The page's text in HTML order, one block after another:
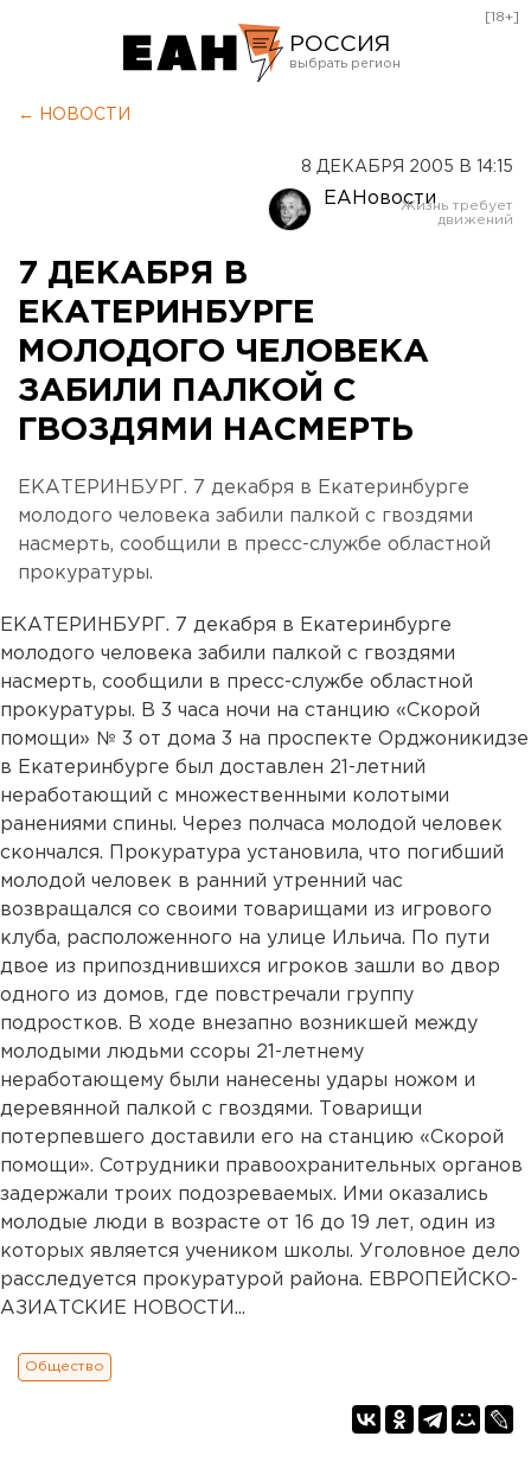
РОССИЯ
Оренбург
[18+]
← НОВОСТИ
8 ДЕКАБРЯ 2005 В 14:15
ЕАНовости
7 ДЕКАБРЯ В
ЕКАТЕРИНБУРГЕ
МОЛОДОГО ЧЕЛОВЕКА
ЗАБИЛИ ПАЛКОЙ С
ГВОЗДЯМИ НАСМЕРТЬ
ЕКАТЕРИНБУРГ. 7 декабря в Екатеринбурге
молодого человека забили палкой с гвоздями
насмерть, сообщили в пресс-службе областной
прокуратуры.
ЕКАТЕРИНБУРГ. 7 декабря в Екатеринбурге
молодого человека забили палкой с гвоздями
насмерть, сообщили в пресс-службе областной
прокуратуры. В 3 часа ночи на станцию «Скорой
помощи» № 3 от дома 3 на проспекте Орджоникидзе
в Екатеринбурге был доставлен 21-летний
неработающий с множественными колотыми
ранениями спины. Через полчаса молодой человек
скончался. Прокуратура установила, что погибший
молодой человек в ранний утренний час
возвращался со своими товарищами из игрового
клуба, расположенного на улице Ильича. По пути
двое из припозднившихся игроков зашли во двор
одного из домов, где повстречали группу
подростков. В ходе внезапно возникшей между
молодыми людьми ссоры 21-летнему
неработающему были нанесены удары ножом и
деревянной палкой с гвоздями. Товарищи
потерпевшего доставили его на станцию «Скорой
помощи». Сотрудники правоохранительных органов
задержали троих подозреваемых. Ими оказались
молодые люди в возрасте от 16 до 19 лет, один из
которых является учеником школы. Уголовное дело
расследуется прокуратурой района. ЕВРОПЕЙСКО-
АЗИАТСКИЕ НОВОСТИ...
Общество